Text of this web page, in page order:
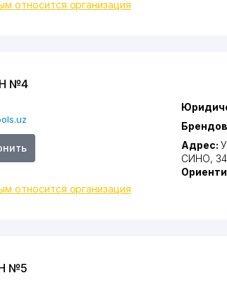
относится организация
№4
относится организация
Адрес:
СИНО,
№5